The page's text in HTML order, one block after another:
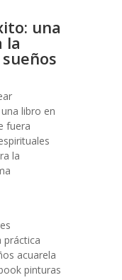
una
la
libro en
fuera
la
práctica
acuarela
pinturas